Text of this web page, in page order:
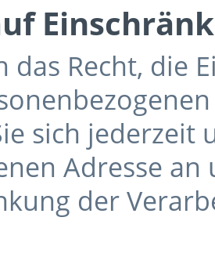
das Recht, die
sich
Adresse
der